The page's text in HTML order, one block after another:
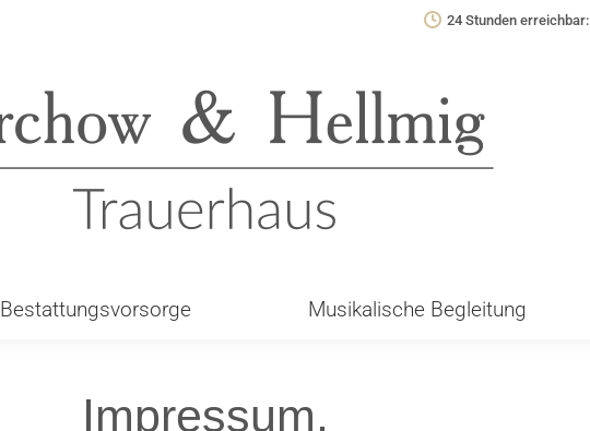
24 Stunden erreichbar:
Bestattungsvorsorge Musikalische Begleitung
Impressum.